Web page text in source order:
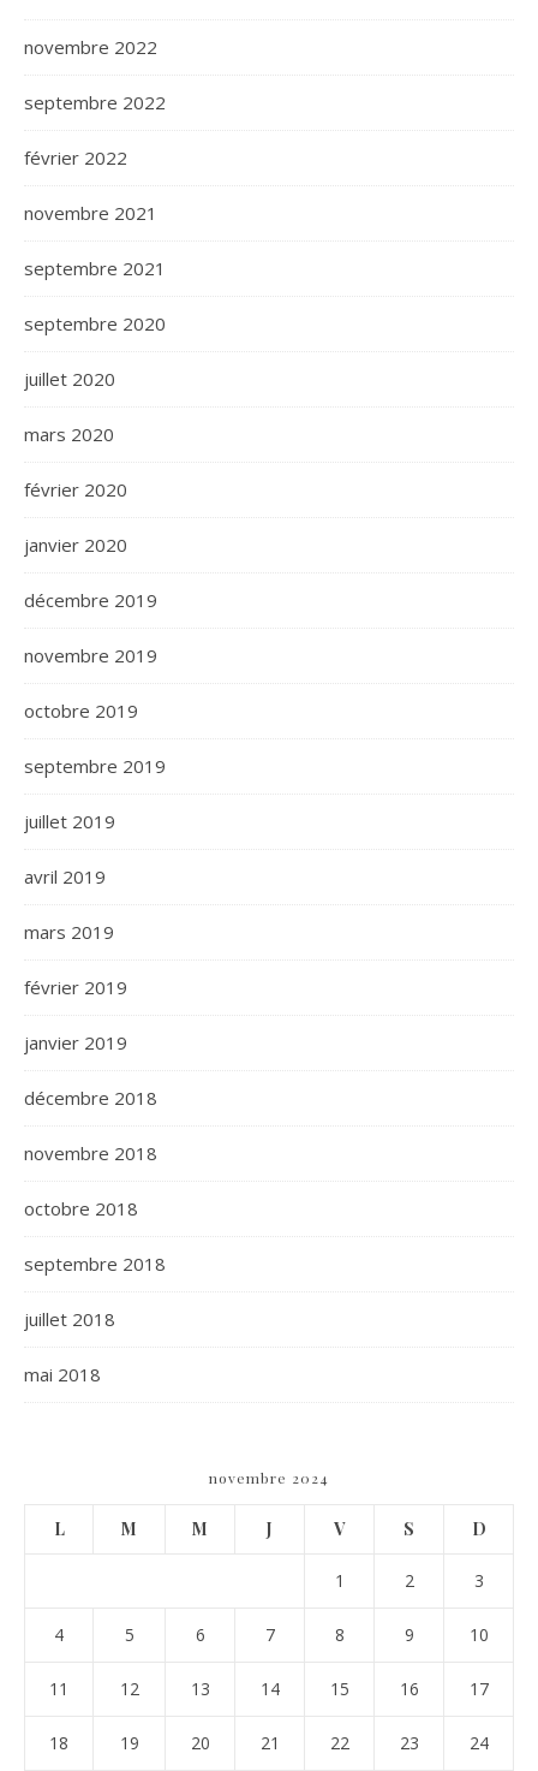
novembre 2022
septembre 2022
février 2022
novembre 2021
septembre 2021
septembre 2020
juillet 2020
mars 2020
février 2020
janvier 2020
décembre 2019
novembre 2019
octobre 2019
septembre 2019
juillet 2019
avril 2019
mars 2019
février 2019
janvier 2019
décembre 2018
novembre 2018
octobre 2018
septembre 2018
juillet 2018
mai 2018
novembre 2024
L M M J V S D
1 2 3
4 5 6 7 8 9 10
11 12 13 14 15 16 17
18 19 20 21 22 23 24